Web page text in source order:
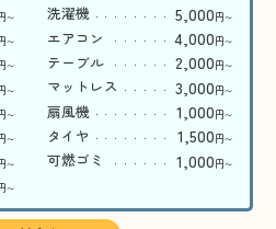
〜 洗濯機 5,000円〜
〜 エアコン 4,000円〜
〜 テーブル 2,000円〜
〜 マットレス 3,000円〜
〜 扇風機 1,000円〜
〜 タイヤ 1,500円〜
〜 可燃ゴミ 1,000円〜
〜